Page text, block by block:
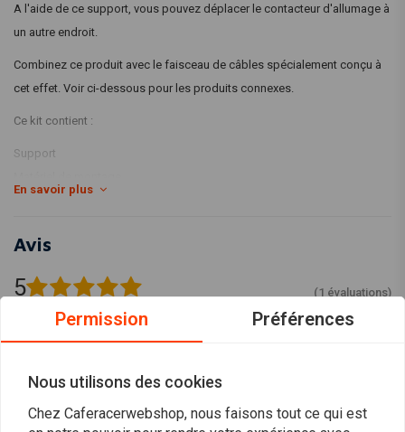
A l'aide de ce support, vous pouvez déplacer le contacteur d'allumage à
un autre endroit.
Combinez ce produit avec le faisceau de câbles spécialement conçu à
cet effet. Voir ci-dessous pour les produits connexes.
Ce kit contient :
Support
En savoir plus
Avis
5 (1 évaluations)
Permission Préférences
Nous utilisons des cookies
Chez Caferacerwebshop, nous faisons tout ce qui est